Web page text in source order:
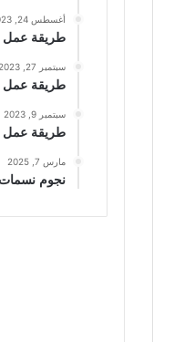
أغسطس 24, 2023
طريقة عمل
سبتمبر 27, 2023
طريقة عمل
سبتمبر 9, 2023
طريقة عمل
مارس 7, 2025
نجوم نسمات